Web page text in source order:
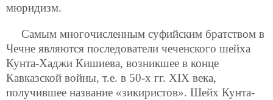
мюридизм.
Самым многочисленным суфийским братством в
Чечне являются последователи чеченского шейха
Кунта-Хаджи Кишиева, возникшее в конце
Кавказской войны, т.е. в 50-х гг. XIX века,
получившее название «зикиристов». Шейх Кунта-